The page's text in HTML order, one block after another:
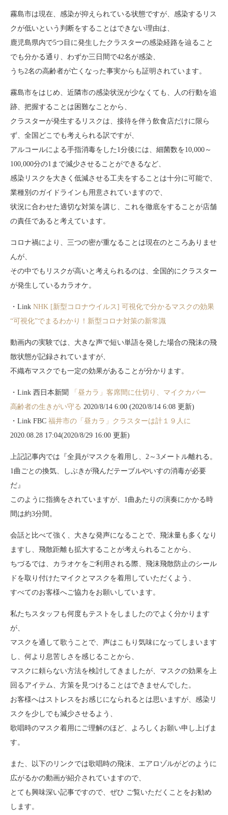
霧島市は現在、感染が抑えられている状態ですが、感染するリス
クが低いという判断をすることはできない理由は、
鹿児島県内で5つ目に発生したクラスターの感染経路を辿ること
でも分かる通り、わずか三日間で42名が感染、
うち2名の高齢者が亡くなった事実からも証明されています。
霧島市をはじめ、近隣市の感染状況が少なくても、人の行動を追
跡、把握することは困難なことから、
クラスターが発生するリスクは、接待を伴う飲食店だけに限ら
ず、全国どこでも考えられる訳ですが、
アルコールによる手指消毒をした1分後には、細菌数を10,000～
100,000分の1まで減少させることができるなど、
感染リスクを大きく低減させる工夫をすることは十分に可能で、
業種別のガイドラインも用意されていますので、
状況に合わせた適切な対策を講じ、これを徹底をすることが店舗
の責任であると考えています。
コロナ禍により、三つの密が重なることは現在のところありませ
んが、
その中でもリスクが高いと考えられるのは、全国的にクラスター
が発生しているカラオケ。
・Link NHK [新型コロナウイルス] 可視化で分かるマスクの効果
“可視化”でまるわかり！新型コロナ対策の新常識
動画内の実験では、大きな声で短い単語を発した場合の飛沫の飛
散状態が記録されていますが、
不織布マスクでも一定の効果があることが分かります。
・Link 西日本新聞
「昼カラ」客席間に仕切り、マイクカバー
高齢者の生きがい守る 2020/8/14 6:00 (2020/8/14 6:08 更新)
・Link FBC 福井市の「昼カラ」クラスターは計１９人に
2020.08.28 17:04(2020/8/29 16:00 更新)
上記記事内では『全員がマスクを着用し、2～3メートル離れる。
1曲ごとの換気、しぶきが飛んだテーブルやいすの消毒が必要
だ』
このように指摘をされていますが、1曲あたりの演奏にかかる時
間は約3分間。
会話と比べて強く、大きな発声になることで、飛沫量も多くなり
ますし、飛散距離も拡大することが考えられることから、
ちづるでは、カラオケをご利用される際、飛沫飛散防止のシール
ドを取り付けたマイクとマスクを着用していただくよう、
すべてのお客様へご協力をお願いしています。
私たちスタッフも何度もテストをしましたのでよく分かります
が、
マスクを通して歌うことで、声はこもり気味になってしまいます
し、何より息苦しさを感じることから、
マスクに頼らない方法を検討してきましたが、マスクの効果を上
回るアイテム、方策を見つけることはできませんでした。
お客様へはストレスをお感じになられるとは思いますが、感染リ
スクを少しでも減少させるよう、
歌唱時のマスク着用にご理解のほど、よろしくお願い申し上げま
す。
また、以下のリンクでは歌唱時の飛沫、エアロゾルがどのように
広がるかの動画が紹介されていますので、
とても興味深い記事ですので、ぜひ ご覧いただくことをお勧め
します。